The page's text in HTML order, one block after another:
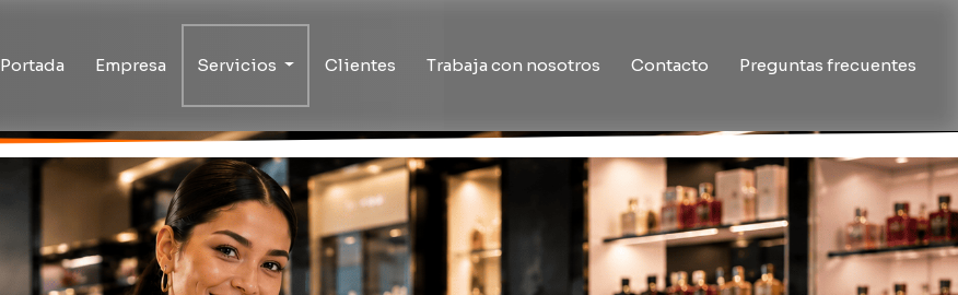
Portada Empresa Servicios Clientes Trabaja con nosotros Contacto Preguntas frecuentes